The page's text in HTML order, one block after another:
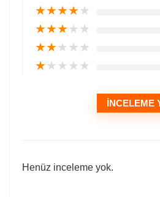
★★★★★
★★★★★
★★★★★
★★★★★
İNCELEME
Henüz inceleme yok.